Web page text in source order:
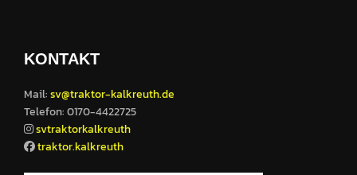
KONTAKT
Mail:sv@traktor-kalkreuth.de
Telefon: 0170-4422725
svtraktorkalkreuth
traktor.kalkreuth